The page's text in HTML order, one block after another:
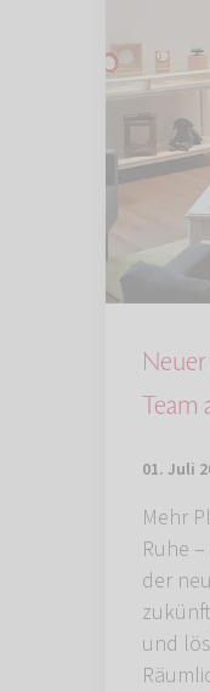
Team
01. Juli
Mehr
Ruhe
der
und